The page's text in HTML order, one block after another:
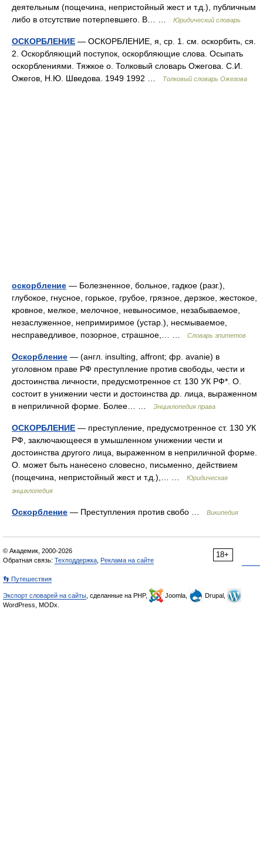
деятельным (пощечина, непристойный жест и т.д.), публичным
либо в отсутствие потерпевшего. В… …
Юридический словарь
ОСКОРБЛЕНИЕ — ОСКОРБЛЕНИЕ, я, ср. 1. см. оскорбить, ся.
2. Оскорбляющий поступок, оскорбляющие слова. Осыпать
оскорблениями. Тяжкое о. Толковый словарь Ожегова. С.И.
Ожегов, Н.Ю. Шведова. 1949 1992 …
Толковый словарь Ожегова
оскорбление — Болезненное, больное, гадкое (разг.),
глубокое, гнусное, горькое, грубое, грязное, дерзкое, жестокое,
кровное, мелкое, мелочное, невыносимое, незабываемое,
незаслуженное, непримиримое (устар.), несмываемое,
несправедливое, позорное, страшное,… …
Словарь эпитетов
Оскорбление — (англ. insulting, affront; фр. avanie) в
уголовном праве РФ преступление против свободы, чести и
достоинства личности, предусмотренное ст. 130 УК РФ*. О.
состоит в унижении чести и достоинства др. лица, выраженном
в неприличной форме. Более… …
Энциклопедия права
ОСКОРБЛЕНИЕ — преступление, предусмотренное ст. 130 УК
РФ, заключающееся в умышленном унижении чести и
достоинства другого лица, выраженном в неприличной форме.
О. может быть нанесено словесно, письменно, действием
(пощечина, непристойный жест и т.д.),… …
Юридическая
энциклопедия
Оскорбление — Преступления против свобо … Википедия
18+
© Академик, 2000-2026
Обратная связь: Техподдержка Реклама на сайте
👣 Путешествия
Экспорт словарей на сайты , сделанные на PHP, Joomla,
Drupal,
WordPress, MODx.